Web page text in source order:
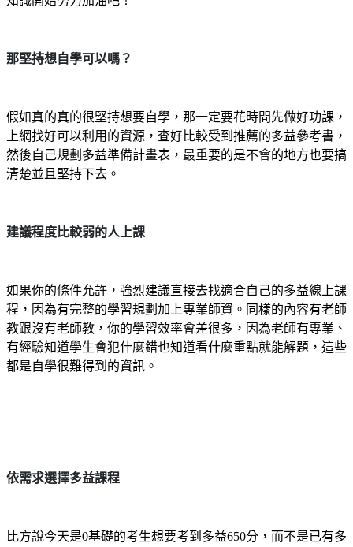
那堅持想自學可以嗎？
假如真的真的很堅持想要自學，那一定要花時間先做好功課，
上網找好可以利用的資源，查好比較受到推薦的多益參考書，
然後自己規劃多益準備計畫表，最重要的是不會的地方也要搞
清楚並且堅持下去。
建議程度比較弱的人上課
如果你的條件允許，強烈建議直接去找適合自己的多益線上課
程，因為有完整的學習規劃加上專業師資。同樣的內容有老師
教跟沒有老師教，你的學習效率會差很多，因為老師有專業、
有經驗知道學生會犯什麼錯也知道看什麼重點就能解題，這些
都是自學很難得到的資訊。
依需求選擇多益課程
比方說今天是0基礎的考生想要考到多益650分，而不是已有多